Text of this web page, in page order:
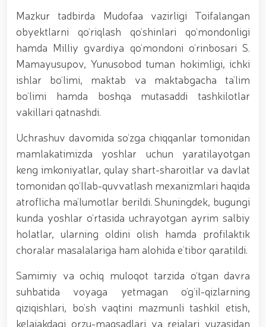
qaratilgan chora-tadbirlar Milliy gvardiya
qo‘mondoni general-polkovnik B. Tashmatov
rahbarligida Yunusobod tumanida amalga oshirildi //
Buyuk davlat arbobi Sohibqiron Amir Temur
tavalludining 690 yilligi munosabati bilan,
O‘zbekiston Milliy kino san'ati saroyida Milliy
gvardiya tizimidagi yoshlar bilan uchrashuv bo‘lib
o‘tdi. // Bayram kunlarida xavfsizlik toʻliq taʼminlandi
// Navroʻz shukuhi: otliq paradlar tashkil etildi //
“Navroʻzni ulugʻlash – insonni ulugʻlashdir!” shiori
ostida bayram sayli // Askarlar kasb-hunar
sertifikatlariga ega boʻldi // Qahramonlar xotirasi
yod etildi // Strandja turnirida Milliy gvardiya harbiy
xizmatchisi Navbahor Hamidova oltin medalni qoʻlga
kiritdi. // Iroda Ismoilova «Sodiq xizmatlari uchun»
medali bilan taqdirlandi. // O‘zbekiston Qurolli
Kuchlarida kibersport, dron va robot texnologiyalari
yo‘nalishlari rivojlantiriladi // Andijon viloyatida
Respublika ishchi guruhining yoshlar bilan uchrashuvi
tadbirlari doirasida muddatdi harbiy xizmatchilarga
sertifikatlar topshirildi. // Milliy gvardiya
poytaxtimizdagi manzilli ishlari davomida yoshlar
bilan uchrashib, ular bilan ochiq muloqot o‘tkazdi. //
Farg‘ona viloyatida jinoyat sodir etishga moyil
shaxslar yashash manzillarida tezkor tadbirlar
Mazkur tadbirda Mudofaa vazirligi Toifalangan
obyektlarni qo‘riqlash qo‘shinlari qo‘mondonligi
hamda Milliy gvardiya qo‘mondoni o‘rinbosari S.
Mamayusupov, Yunusobod tuman hokimligi, ichki
ishlar bo‘limi, maktab va maktabgacha ta’lim
bo‘limi hamda boshqa mutasaddi tashkilotlar
vakillari qatnashdi.
Uchrashuv davomida so‘zga chiqqanlar tomonidan
mamlakatimizda yoshlar uchun yaratilayotgan
keng imkoniyatlar, qulay shart-sharoitlar va davlat
tomonidan qo‘llab-quvvatlash mexanizmlari haqida
atroflicha ma’lumotlar berildi. Shuningdek, bugungi
kunda yoshlar o‘rtasida uchrayotgan ayrim salbiy
holatlar, ularning oldini olish hamda profilaktik
choralar masalalariga ham alohida e’tibor qaratildi.
Samimiy va ochiq muloqot tarzida o‘tgan davra
suhbatida voyaga yetmagan o‘g‘il-qizlarning
qiziqishlari, bo‘sh vaqtini mazmunli tashkil etish,
kelajakdagi orzu-maqsadlari va rejalari yuzasidan